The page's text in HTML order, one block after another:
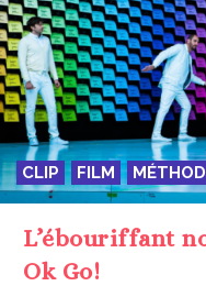
CLIP FILM
L’ébouriffant
Ok Go!